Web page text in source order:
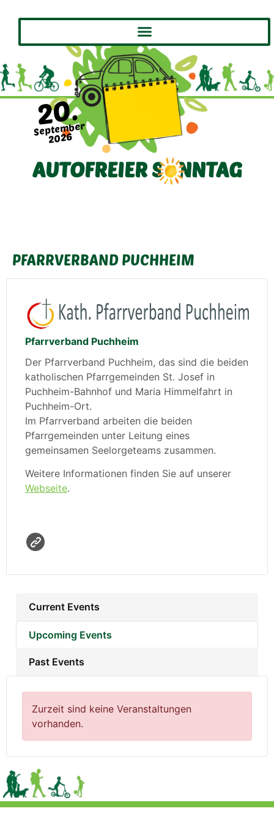
20.
September
2026
AUTOFREIER SONNTAG
PFARRVERBAND PUCHHEIM
Pfarrverband Puchheim
Der Pfarrverband Puchheim, das sind die beiden
katholischen Pfarrgemeinden St. Josef in
Puchheim-Bahnhof und Maria Himmelfahrt in
Puchheim-Ort.
Im Pfarrverband arbeiten die beiden
Pfarrgemeinden unter Leitung eines
gemeinsamen Seelorgeteams zusammen.
Weitere Informationen finden Sie auf unserer
Webseite.
Current Events
Upcoming Events
Past Events
Zurzeit sind keine Veranstaltungen
vorhanden.